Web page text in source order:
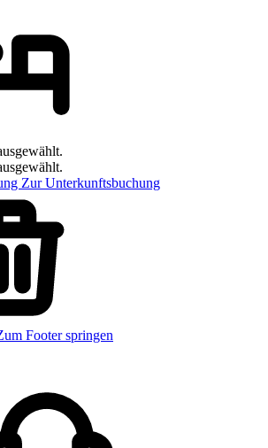
Zur Unterkunftsbuchung
Footer springen